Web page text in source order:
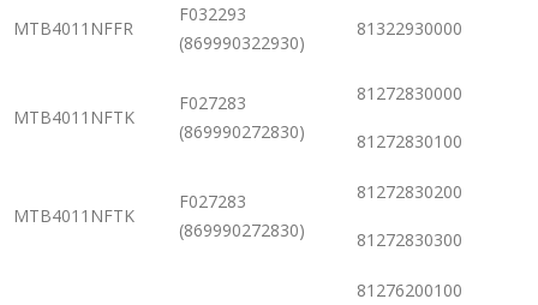
MTB4011NFFR
F032293
(869990322930)
81322930000
MTB4011NFTK
F027283
(869990272830)
81272830000
81272830100
MTB4011NFTK
F027283
(869990272830)
81272830200
81272830300
81276200100